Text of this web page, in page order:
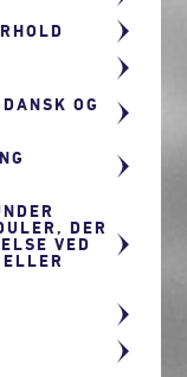
OG
DER
VED